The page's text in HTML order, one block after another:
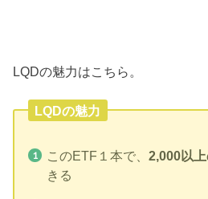
LQDの魅力はこちら。
LQDの魅力
このETF１本で、2,000以
きる